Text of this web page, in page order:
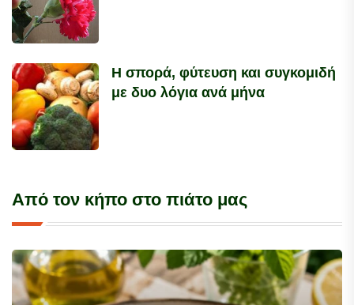
Η σπορά, φύτευση και συγκομιδή
με δυο λόγια ανά μήνα
Από τον κήπο στο πιάτο μας